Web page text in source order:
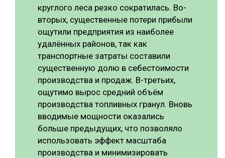
круглого леса резко сократилась. Во-
вторых, существенные потери прибыли
ощутили предприятия из наиболее
удалённых районов, так как
транспортные затраты составили
существенную долю в себестоимости
производства и продаж. В-третьих,
ощутимо вырос средний объём
производства топливных гранул. Вновь
вводимые мощности оказались
больше предыдущих, что позволяло
использовать эффект масштаба
производства и минимизировать